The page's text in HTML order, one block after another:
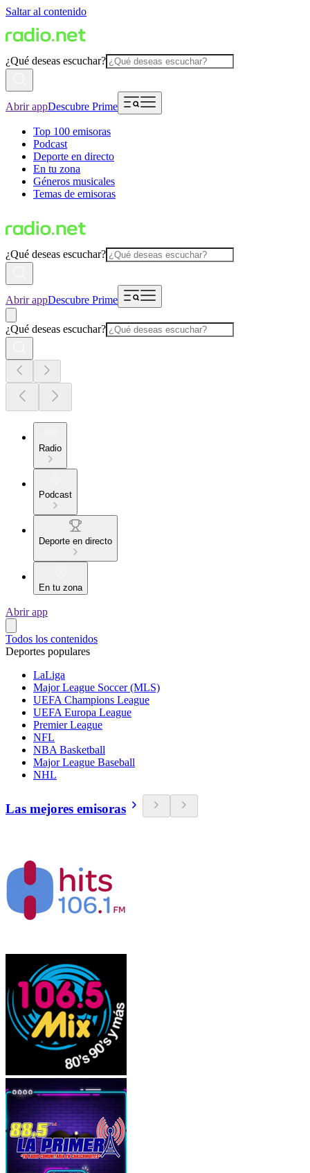
Saltar al contenido
¿Qué deseas escuchar?
Abrir appDescubre Prime
Top 100 emisoras
Podcast
Deporte en directo
En tu zona
Géneros musicales
Temas de emisoras
¿Qué deseas escuchar?
Abrir appDescubre Prime
¿Qué deseas escuchar?
Radio
Podcast
Deporte en directo
En tu zona
Abrir app
Todos los contenidos
Deportes populares
LaLiga
Major League Soccer (MLS)
UEFA Champions League
UEFA Europa League
Premier League
NFL
NBA Basketball
Major League Baseball
NHL
Las mejores emisoras